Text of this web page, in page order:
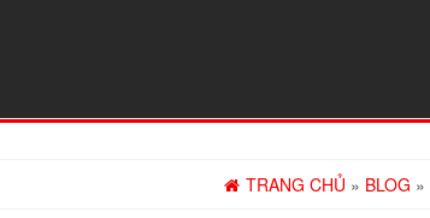
TRANG CHỦ » BLOG »